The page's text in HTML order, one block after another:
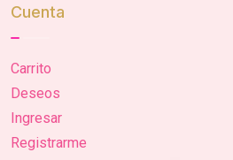
Cuenta
Carrito
Deseos
Ingresar
Registrarme